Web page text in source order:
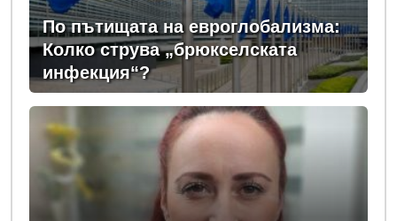
По пътищата на евроглобализма:
Колко струва „брюкселската
инфекция“?